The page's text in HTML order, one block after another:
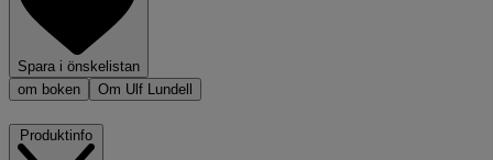
Spara i önskelistan
om boken
Om Ulf Lundell